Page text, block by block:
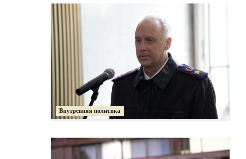
Внутренняя политика